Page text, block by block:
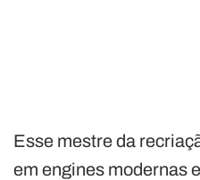
Esse mestre da
em engines modernas